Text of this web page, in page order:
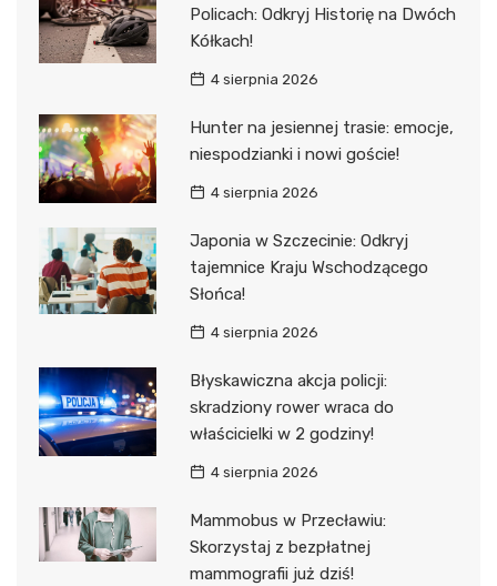
Policach: Odkryj Historię na Dwóch
Kółkach!
4 sierpnia 2026
Hunter na jesiennej trasie: emocje,
niespodzianki i nowi goście!
4 sierpnia 2026
Japonia w Szczecinie: Odkryj
tajemnice Kraju Wschodzącego
Słońca!
4 sierpnia 2026
Błyskawiczna akcja policji:
skradziony rower wraca do
właścicielki w 2 godziny!
4 sierpnia 2026
Mammobus w Przecławiu:
Skorzystaj z bezpłatnej
mammografii już dziś!